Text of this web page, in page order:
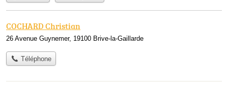
COCHARD Christian
26 Avenue Guynemer, 19100 Brive-la-Gaillarde
Téléphone